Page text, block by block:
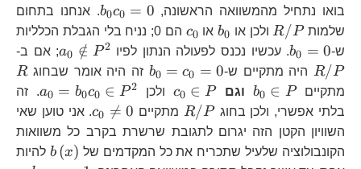
בואו נתחיל מהמשוואה הראשונה,
b_{0}c_{0}=0
b0c0 = 0
. אנחנו בתחום
שלמות
R/P R/P ולכן או b_{0} b0 או
c_{0}
c0
הם 0; נניח בלי הגבלת הכלליות
ש-
b_{0}=0 b0 = 0 . עכשיו נכנס לפעולה הנתון לפיו
P^{2}
a0 ∈
/ P2 ; אם ב-
R/P היה מתקיים ש-
b_{0}=c_{0}=0
b0 = c0 = 0 זה היה אומר שבחוגR
מתקיים
b_{0}\in
P
b0 ∈ P וגם
c_{0}\in
P
c0 ∈ P ולכן a0 = b0c0 ∈ P2
. זה
בלתי אפשרי, ולכן בחוג R/P
R/P מתקיים c_{0}\ne0
c0 
= 0
. אני טוען שאי
השוויון הקטן הזה יגרום לתגובת שרשרת בקרב כל משוואות
הקונבולוציה שלעיל שתכריח את כל המקדמים של
b (x)
להיות